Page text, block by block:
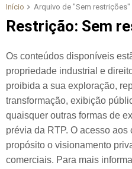
Início Arquivo de "Sem restrições"
Restrição: Sem
Os conteúdos disponíveis
propriedade industrial e
proibida a sua exploração,
transformação, exibição
quaisquer outras formas de
prévia da RTP. O acesso
propósito o visionamento
comerciais. Para mais